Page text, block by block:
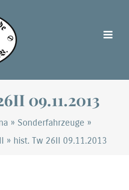
09.11.2013
» Sonderfahrzeuge »
» hist. Tw 26II 09.11.2013